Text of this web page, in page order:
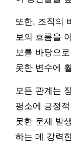
또한, 조직의
보의 흐름을
보를 바탕으
못한 변수에
모든 관계는
평소에 긍정
못한 문제 발
하는 데 강력